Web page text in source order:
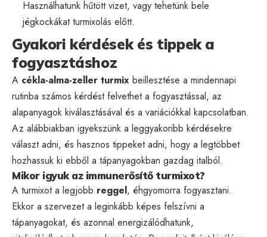
Használhatunk hűtött vizet, vagy tehetünk bele
jégkockákat turmixolás előtt.
Gyakori kérdések és tippek a
fogyasztáshoz
A cékla-alma-zeller turmix beillesztése a mindennapi
rutinba számos kérdést felvethet a fogyasztással, az
alapanyagok kiválasztásával és a variációkkal kapcsolatban.
Az alábbiakban igyekszünk a leggyakoribb kérdésekre
választ adni, és hasznos tippeket adni, hogy a legtöbbet
hozhassuk ki ebből a tápanyagokban gazdag italból.
Mikor igyuk az immunerősítő turmixot?
A turmixot a legjobb reggel, éhgyomorra fogyasztani.
Ekkor a szervezet a leginkább képes felszívni a
tápanyagokat, és azonnal energizálódhatunk,